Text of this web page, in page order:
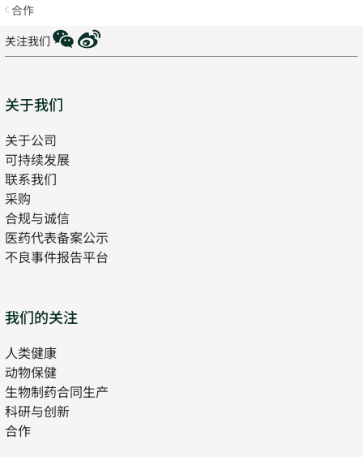
合作
关注我们
WeChat
Weibo
Sitemap
关于我们
关于公司
可持续发展
联系我们
采购
合规与诚信
医药代表备案公示
不良事件报告平台
我们的关注
人类健康
new
tab
动物保健
生物制药合同生产
科研与创新
合作